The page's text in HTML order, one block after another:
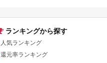
ランキングから探す
人気ランキング
還元率ランキング